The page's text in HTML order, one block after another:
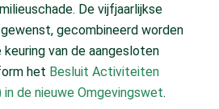
De vijfjaarlijkse
gecombineerd worden
van de aangesloten
het Besluit Activiteiten
de nieuwe Omgevingswet.